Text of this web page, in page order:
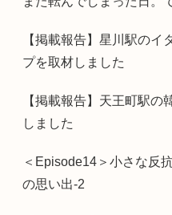
【掲載報告】星川駅のイ
プを取材しました
【掲載報告】天王町駅
しました
＜Episode14＞小さな反
の思い出-2